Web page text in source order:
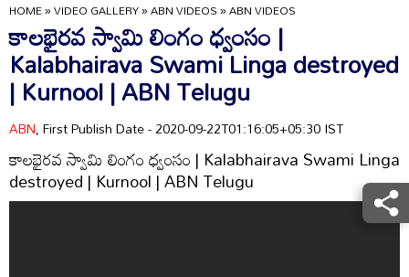
HOME»VIDEO GALLERY»ABN VIDEOS»ABN VIDEOS
కాలభైరవ స్వామి లింగం ధ్వంసం |
Kalabhairava Swami Linga destroyed
| Kurnool | ABN Telugu
ABN, First Publish Date - 2020-09-22T01:16:05+05:30 IST
కాలభైరవ స్వామి లింగం ధ్వంసం | Kalabhairava Swami Linga
destroyed | Kurnool | ABN Telugu